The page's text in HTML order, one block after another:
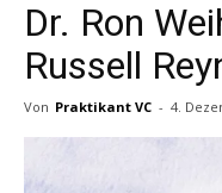
Dr. Ron
Russell
Von Praktikant VC - 4.